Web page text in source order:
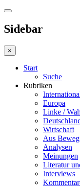
Sidebar
×
Start
Suche
Rubriken
Europa
Linke /
Wirtschaft
Aus
Analysen
Meinungen
Literatur
Interviews